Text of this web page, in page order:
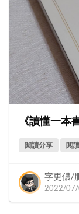
《讀懂一本
閱讀分享 閱
字更儂/
2022/